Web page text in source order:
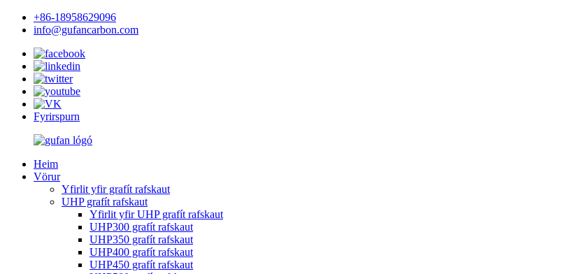
+86-18958629096
info@gufancarbon.com
Fyrirspurn
Heim
Vörur
Yfirlit yfir grafít rafskaut
UHP grafít rafskaut
Yfirlit yfir UHP grafít rafskaut
UHP300 grafít rafskaut
UHP350 grafít rafskaut
UHP400 grafít rafskaut
UHP450 grafít rafskaut